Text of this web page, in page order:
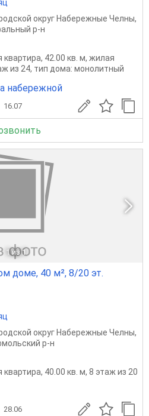
округ Набережные Челны,
р-н
42.00 кв. м, жилая
из 24, тип дома: монолитный
набережной
16.07
1 из 1
доме, 40 м², 8/20 эт.
округ Набережные Челны,
р-н
40.00 кв. м, 8 этаж из 20
28.06